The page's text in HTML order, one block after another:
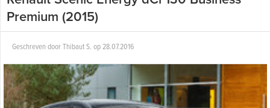
Premium (2015)
Geschreven doorThibaut S. op28.07.2016